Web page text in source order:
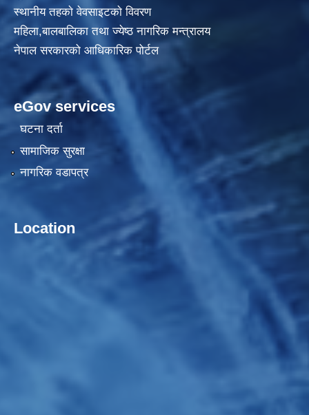
स्थानीय तहकाे वेवसाइटकाे विवरण
महिला,बालबालिका तथा ज्येष्ठ नागरिक मन्त्रालय
नेपाल सरकारको आधिकारिक पोर्टल
eGov services
घटना दर्ता
सामाजिक सुरक्षा
नागरिक वडापत्र
Location